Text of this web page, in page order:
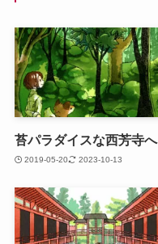
苔パラダイスな西芳寺へ
2019-05-20 2023-10-13